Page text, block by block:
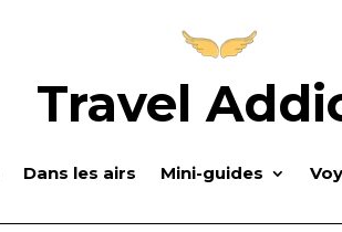
Travel
Dans les airs Mini-guides